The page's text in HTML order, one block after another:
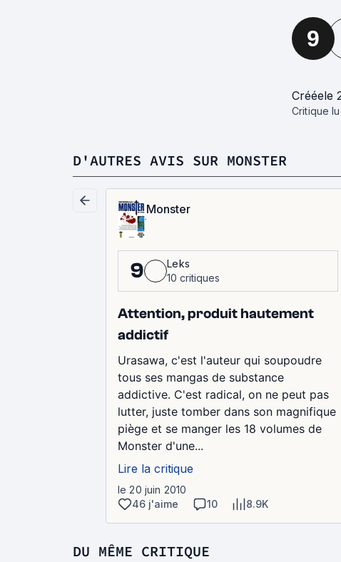
9
Crééele
Critique
D'AUTRES AVIS SUR MONSTER
Monster
9
Leks
10 critiques
Attention, produit hautement
addictif
Urasawa, c'est l'auteur qui soupoudre
tous ses mangas de substance
addictive. C'est radical, on ne peut pas
lutter, juste tomber dans son magnifique
piège et se manger les 18 volumes de
Monster d'une...
Lire la critique
le 20 juin 2010
46 j'aime
10 8.9K
DU MÊME CRITIQUE